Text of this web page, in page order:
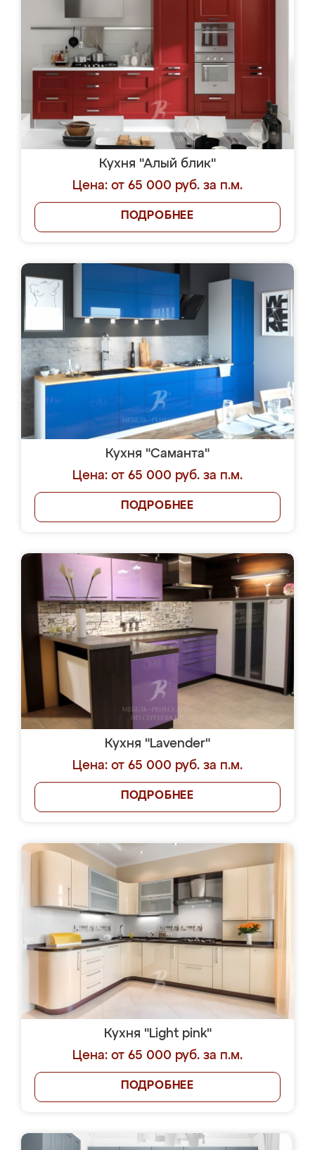
Кухня "Алый блик"
Цена: от 65 000 руб. за п.м.
ПОДРОБНЕЕ
Кухня "Саманта"
Цена: от 65 000 руб. за п.м.
ПОДРОБНЕЕ
Кухня "Lavender"
Цена: от 65 000 руб. за п.м.
ПОДРОБНЕЕ
Кухня "Light pink"
Цена: от 65 000 руб. за п.м.
ПОДРОБНЕЕ